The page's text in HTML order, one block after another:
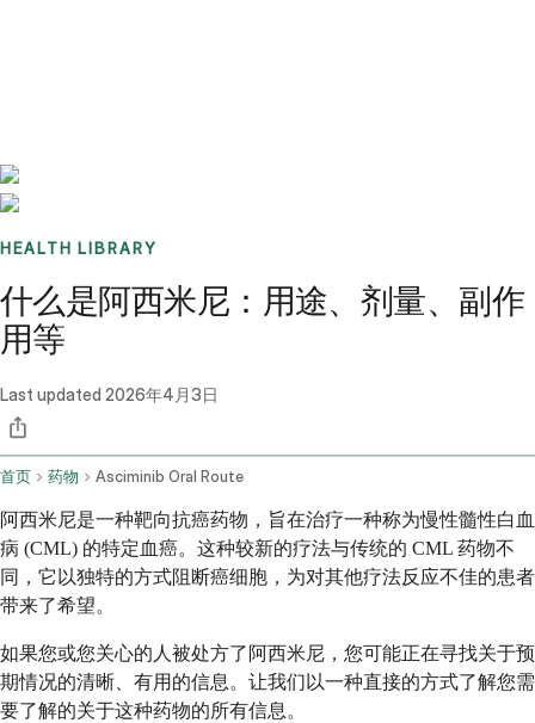
HEALTH LIBRARY
什么是阿西米尼：用途、剂量、副作
用等
Last updated 2026年4月3日
首页 药物 Asciminib Oral Route
阿西米尼是一种靶向抗癌药物，旨在治疗一种称为慢性髓性白血
病 (CML) 的特定血癌。这种较新的疗法与传统的 CML 药物不
同，它以独特的方式阻断癌细胞，为对其他疗法反应不佳的患者
带来了希望。
如果您或您关心的人被处方了阿西米尼，您可能正在寻找关于预
期情况的清晰、有用的信息。让我们以一种直接的方式了解您需
要了解的关于这种药物的所有信息。